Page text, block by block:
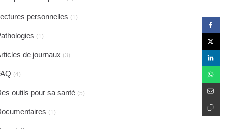
personnelles (1)
(1)
de journaux (3)
(4)
outils pour sa santé (5)
(1)